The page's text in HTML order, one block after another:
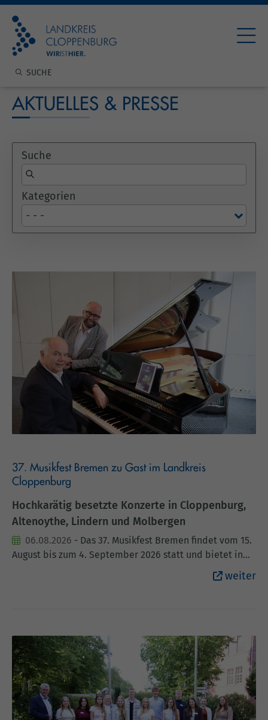
AKTUELLES & PRESSE
Suche
Kategorien
- - -
37. Musikfest Bremen zu Gast im Landkreis
Cloppenburg
Hochkarätig besetzte Konzerte in Cloppenburg,
Altenoythe, Lindern und Molbergen
06.08.2026 - Das 37. Musikfest Bremen findet vom 15.
August bis zum 4. September 2026 statt und bietet in
über 45 Veranstaltungen exquisite Konzerterlebnisse in
Konzerten Station in Cloppenburg, Altenoythe, Lindern
und Molbergen. "Mit vier Konzerten im Landkreis
Cloppenburg setzt das Musikfest Bremen in diesem Jahr
ein besonders starkes Zeichen für kulturelle Vielfalt und
hohe künstlerische Qualität im ländlichen Raum. Es ist
ein großer Gewinn für unsere Region, dass international
weiter